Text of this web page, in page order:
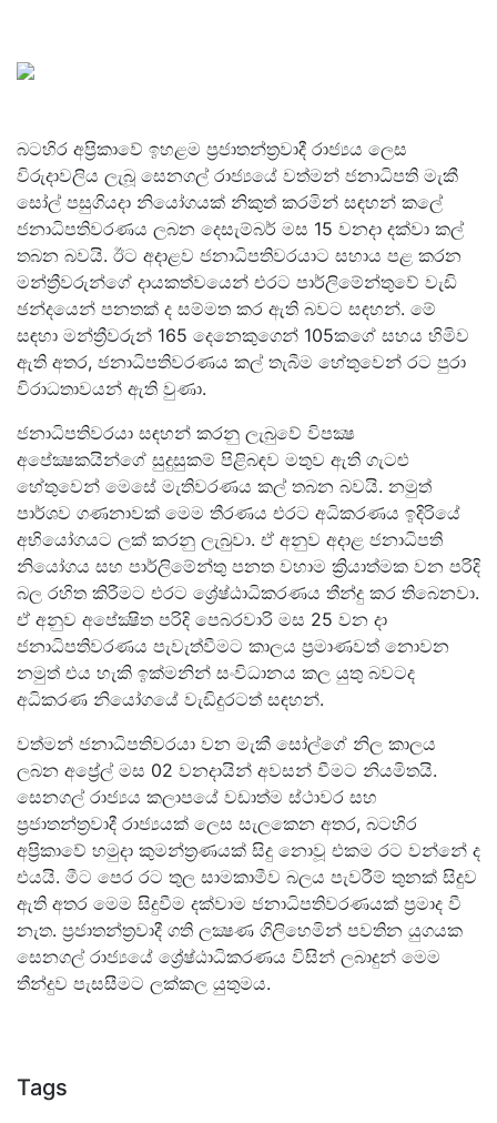
බටහිර අප්‍රිකාවේ ඉහළම ප්‍රජාතන්ත්‍රවාදී රාජ්‍යය ලෙස
විරුදාවලිය ලැබූ සෙනගල් රාජ්‍යයේ වත්මන් ජනාධිපති මැකී
සෝල් පසුගියදා නියෝගයක් නිකුත් කරමින් සඳහන් කලේ
ජනාධිපතිවරණය ලබන දෙසැම්බර් මස 15 වනදා දක්වා කල්
තබන බවයි. ඊට අදාළව ජනාධිපතිවරයාට සහාය පළ කරන
මන්ත්‍රීවරුන්ගේ දායකත්වයෙන් එරට පාර්ලිමේන්තුවේ වැඩි
ඡන්දයෙන් පනතක් ද සම්මත කර ඇති බවට සඳහන්. මේ
සඳහා මන්ත්‍රීවරුන් 165 දෙනෙකුගෙන් 105කගේ සහය හිමිව
ඇති අතර​, ජනාධිපතිවරණය කල් තැබීම හේතුවෙන් රට පුරා
විරාධතාවයන් ඇති වුණා.
ජනාධිපතිවරයා සඳහන් කරනු ලැබුවේ විපක්‍ෂ
අපේක්‍ෂකයින්ගේ සුදුසුකම් පිළිබඳව මතුව ඇති ගැටළු
හේතුවෙන් මෙසේ මැතිවරණය කල් තබන බවයි. නමුත්
පාර්ශව ගණනාවක් මෙම තීරණය එරට අධිකරණය ඉදිරියේ
අභියෝගයට ලක් කරනු ලැබුවා. ඒ අනුව අදාළ ජනාධිපති
නියෝගය සහ පාර්ලිමේන්තු පනත වහාම ක්‍රියාත්මක වන පරිදි
බල රහිත කිරීමට එරට ශ්‍රේෂ්ඨාධිකරණය තීන්දු කර තිබෙනවා.
ඒ අනුව අපේක්‍ෂිත පරිදි පෙබරවාරි මස 25 වන දා
ජනාධිපතිවරණය පැවැත්වීමට කාලය ප්‍රමාණවත් නොවන
නමුත් එය හැකි ඉක්මනින් සංවිධානය කල යුතු බවටද
අධිකරණ නියෝගයේ වැඩිදුරටත් සඳහන්.
වත්මන් ජනාධිපතිවරයා වන මැකී සෝල්ගේ නිල කාලය
ලබන අප්‍රේල් මස 02 වනදායින් අවසන් වීමට නියමිතයි.
සෙනගල් රාජ්‍යය කලාපයේ වඩාත්ම ස්ථාවර සහ
ප්‍රජාතන්ත්‍රවාදී රාජ්‍යයක් ලෙස සැලකෙන අතර​, බටහිර
අප්‍රිකාවේ හමුදා කුමන්ත්‍රණයක් සිදු නොවූ එකම රට වන්නේ ද
එයයි. මීට පෙර රට තුල සාමකාමීව බලය පැවරීම් තුනක් සිදුව
ඇති අතර මෙම සිදුවීම දක්වාම ජනාධිපතිවරණයක් ප්‍රමාද වී
නැත​. ප්‍රජාතන්ත්‍රවාදී ගති ලක්‍ෂණ ගිලිහෙමින් පවතින යුගයක
සෙනගල් රාජ්‍යයේ ශ්‍රේෂ්ඨාධිකරණය විසින් ලබාදුන් මෙම
තීන්දුව පැසසීමට ලක්කල යුතුමය​.
Tags